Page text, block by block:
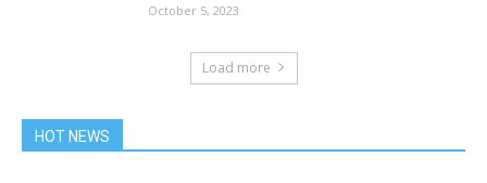
October 5, 2023
Load more
HOT NEWS